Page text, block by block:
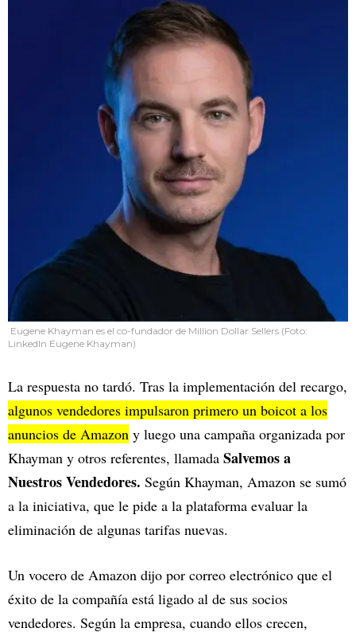
Eugene Khayman es el co-fundador de Million Dollar Sellers (Foto:
LinkedIn Eugene Khayman)
La respuesta no tardó. Tras la implementación del recargo,
algunos vendedores impulsaron primero un boicot a los
anuncios de Amazon y luego una campaña organizada por
Khayman y otros referentes, llamada Salvemos a
Nuestros Vendedores. Según Khayman, Amazon se sumó
a la iniciativa, que le pide a la plataforma evaluar la
eliminación de algunas tarifas nuevas.
Un vocero de Amazon dijo por correo electrónico que el
éxito de la compañía está ligado al de sus socios
vendedores. Según la empresa, cuando ellos crecen,